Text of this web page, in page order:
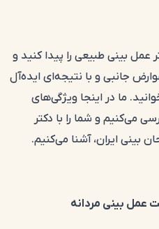
بینی طبیعی را پیدا کنید و
جانبی و با نتیجه‌ای ایده‌آل
ما در اینجا ویژگی‌های
می‌کنیم و شما را با دکتر
بینی ایران، آشنا می‌کنیم.
عمل بینی مردانه